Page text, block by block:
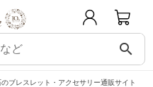
search
ブレスレット・アクセサリー通販サイト